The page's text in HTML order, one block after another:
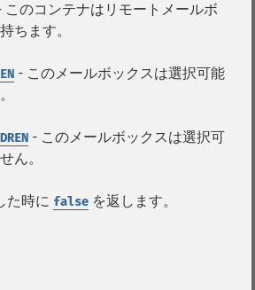
このコンテナはリモートメールボ
ちます。
- このメールボックスは選択可能
- このメールボックスは選択可
ん。
た時に false を返します。